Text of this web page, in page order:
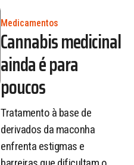
Medicamentos
Cannabis medicinal
ainda é para
poucos
Tratamento à base de
derivados da maconha
enfrenta estigmas e